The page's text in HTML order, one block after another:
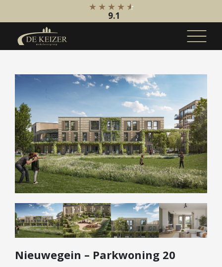
Koopaanbod
Bestaande bouw
Internationaal
Nieuwbouw
Bedrijfsaanbod
Huuraanbod
Bestaande bouw
Internationaal
Nieuwbouw
Bedrijfsaanbod
Diensten
Kopen
9.1
Nieuwegein – Parkwoning 20